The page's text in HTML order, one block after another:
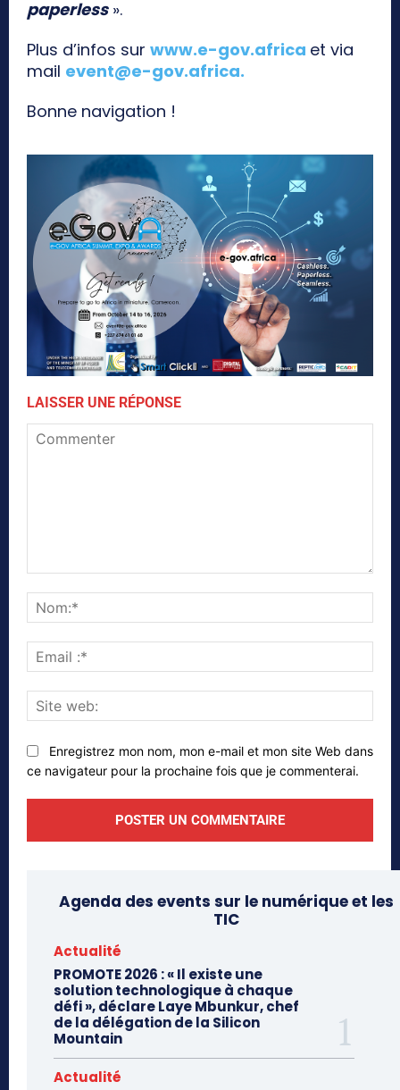
paperless».
Plus d’infos sur www.e-gov.africa et via
mail event@e-gov.africa.
Bonne navigation !
LAISSER UNE RÉPONSE
:*
web:
Enregistrez mon nom, mon e-mail et mon site Web dans
ce navigateur pour la prochaine fois que je commenterai.
Agenda des events sur le numérique et les
TIC
Actualité
PROMOTE 2026 : « Il existe une
solution technologique à chaque
défi », déclare Laye Mbunkur, chef
de la délégation de la Silicon
Mountain
Actualité